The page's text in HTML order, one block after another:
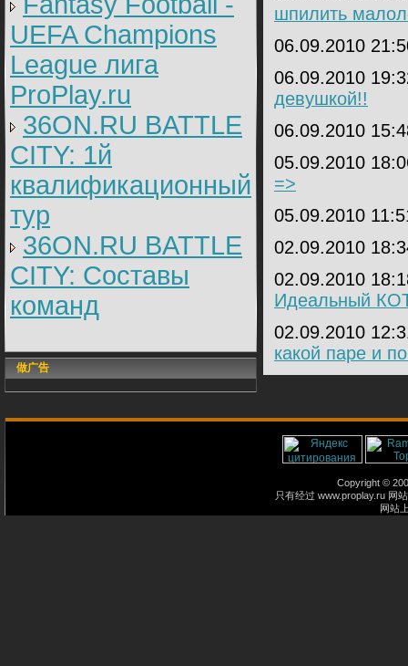
UEFA Champions
League лига
ProPlay.ru
36ON.RU BATTLE
CITY: 1й
квалификационный
тур
36ON.RU BATTLE
CITY: Составы
команд
做广告
шпилить
06.09.2010
06.09.2010
девушкой!!
06.09.2010
05.09.2010
=>
05.09.2010
02.09.2010
02.09.2010
Идеальный
02.09.2010
какой паре и
Copyright ©
只有经过 www.proplay.ru 网
网站